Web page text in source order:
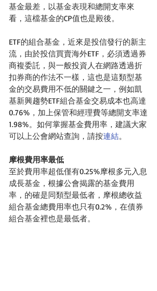
基金最差，以基金表現和總開支率來
看，這檔基金的CP值也是殿後。
ETF的組合基金，近來是投信發行的新主
流，由於投信買賣海外ETF，必須透過券
商複委託，與一般投資人在網路透過折
扣券商的作法不一樣，這也是這類型基
金的交易費用不低的關鍵之一，例如凱
基新興趨勢ETF組合基金交易成本也高達
0.76%，加上保管和經理費等總開支率達
1.98%。如何掌握基金費用率，建議大家
可以上公會網站查詢，請按連結。
摩根費用率最低
至於費用率超低僅有0.25%摩根多元入息
成長基金，根據公會揭露的基金費用
率，的確是同類型最低者，摩根總收益
組合基金總費用率也只有0.2%，在債券
組合基金裡也是最低者。